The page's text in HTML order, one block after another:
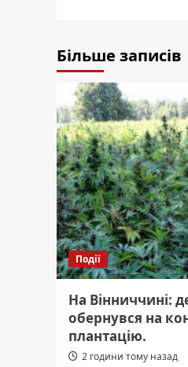
Більше записів
Події
На Вінниччині:
обернувся на
плантацію.
2 години тому назад